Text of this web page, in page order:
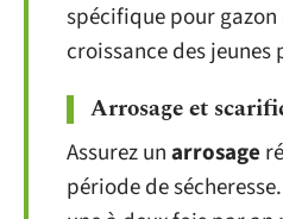
spécifique pour
croissance des jeunes
Arrosage et
Assurez unarrosage
période de